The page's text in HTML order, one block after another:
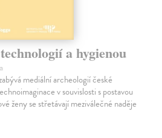
a hygienou
mediální archeologií české
v souvislosti s postavou
ženy se střetávají meziválečné naděje